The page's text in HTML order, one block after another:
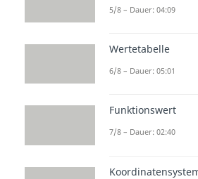
Aufgabe 2/2:
Schreibe die
binomische
1. x² – 10x + 25 =
2. m² – 16m + 64
5/8 – Dauer: 04:09
Wertetabelle
6/8 – Dauer: 05:01
Funktionswert
7/8 – Dauer: 02:40